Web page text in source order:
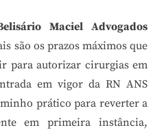
Maciel Advogados
são os prazos máximos que
para autorizar cirurgias em
em vigor da RN ANS
prático para reverter a
em primeira instância,